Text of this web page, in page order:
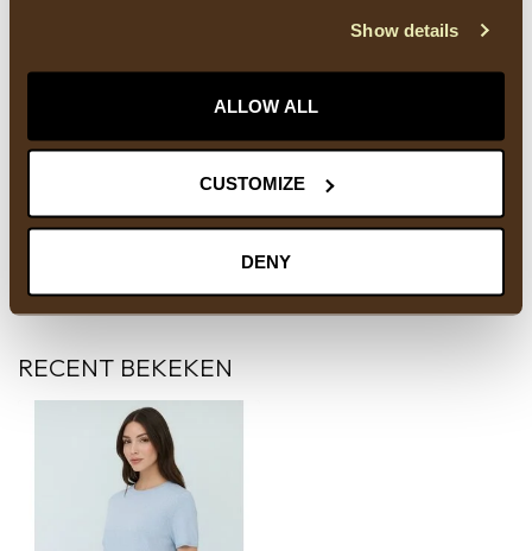
Show details
ALLOW ALL
CUSTOMIZE
DENY
Of heeft u hulp nodig bij het bestellen? Neem
gerust contact op met onze supportafdeling via
We helpen u graag!
RECENT BEKEKEN